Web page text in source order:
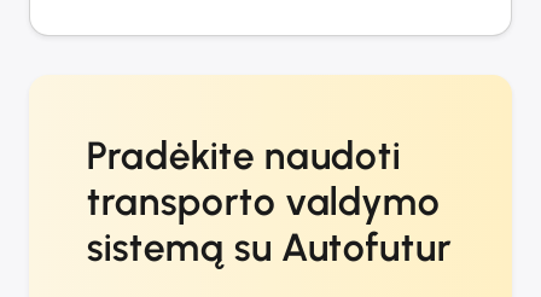
Pradėkite naudoti
transporto valdymo
sistemą su Autofutur